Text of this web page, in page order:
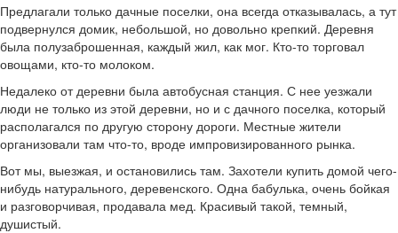
Предлагали только дачные поселки, она всегда отказывалась, а тут
подвернулся домик, небольшой, но довольно крепкий. Деревня
была полузаброшенная, каждый жил, как мог. Кто-то торговал
овощами, кто-то молоком.
Недалеко от деревни была автобусная станция. С нее уезжали
люди не только из этой деревни, но и с дачного поселка, который
располагался по другую сторону дороги. Местные жители
организовали там что-то, вроде импровизированного рынка.
Вот мы, выезжая, и остановились там. Захотели купить домой чего-
нибудь натурального, деревенского. Одна бабулька, очень бойкая
и разговорчивая, продавала мед. Красивый такой, темный,
душистый.